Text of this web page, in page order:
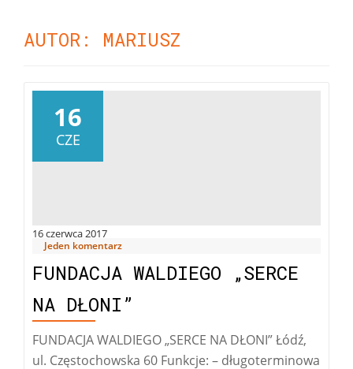
AUTOR: MARIUSZ
16 czerwca 2017
16
CZE
Jeden komentarz
FUNDACJA WALDIEGO „SERCE
NA DŁONI”
FUNDACJA WALDIEGO „SERCE NA DŁONI” Łódź,
ul. Częstochowska 60 Funkcje: – długoterminowa